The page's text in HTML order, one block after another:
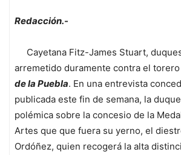
Redacción.-
Cayetana Fitz-James Stuart,
arremetido duramente contra el
de la Puebla. En una entrevista
publicada este fin de semana, la
polémica sobre la concesio de la
Artes que que fuera su yerno, el
Ordóñez, quien recogerá la alta